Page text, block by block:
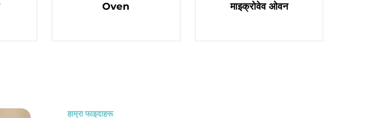
Oven माइक्रोवेव ओवन
हाम्रा फाइदाहरू